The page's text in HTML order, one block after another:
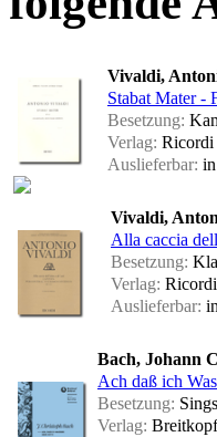
Vivaldi,
Stabat Mater -
Besetzung:
Verlag:
Auslieferbar:
Vivaldi,
Alla caccia
Besetzung:
Verlag:
Auslieferbar:
Bach, Johann
Ach daß ich
Besetzung:
Verlag: